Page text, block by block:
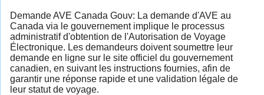
Demande AVE Canada Gouv: La demande d'AVE au
Canada via le gouvernement implique le processus
administratif d'obtention de l'Autorisation de Voyage
Électronique. Les demandeurs doivent soumettre leur
demande en ligne sur le site officiel du gouvernement
canadien, en suivant les instructions fournies, afin de
garantir une réponse rapide et une validation légale de
leur statut de voyage.